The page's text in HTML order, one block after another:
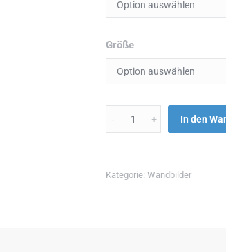
Größe
Menge In den
Kategorie: Wandbilder